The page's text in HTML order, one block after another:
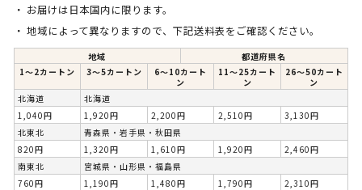
お届けは日本国内に限ります。
地域によって異なりますので、下記送料表をご確認ください。
地域
都道府県名
1〜2カートン
3〜5カートン
6〜10カート
ン
11～25カート
ン
26～50カート
ン
北海道
北海道
1,040円
1,920円 2,200円 2,510円
3,130円
北東北
青森県・岩手県・秋田県
820円
1,320円 1,610円 1,920円
2,460円
南東北
宮城県・山形県・福島県
760円
1,190円 1,480円 1,790円
2,310円